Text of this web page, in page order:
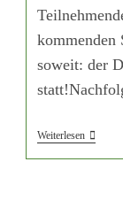
kommenden
soweit: der
Weiterlesen5.
Es